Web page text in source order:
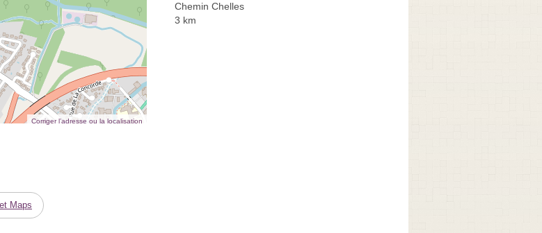
Corriger l’adresse ou la localisation
Maps
Chemin Chelles
3 km